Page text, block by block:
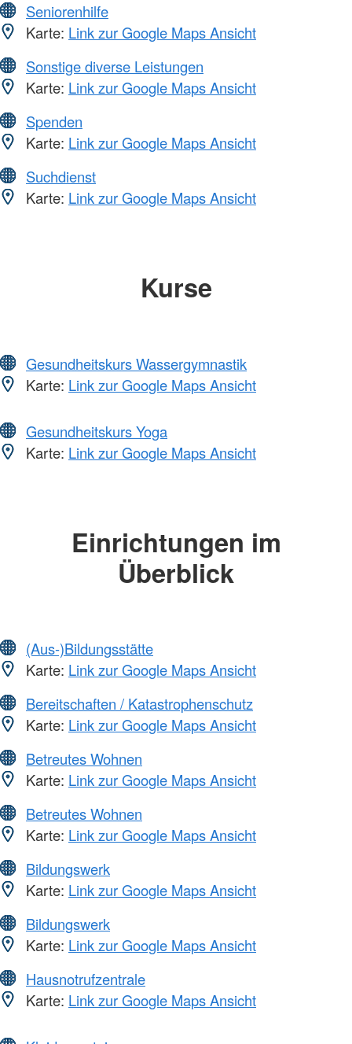
Seniorenhilfe
Karte: Link zur Google Maps Ansicht
Sonstige diverse Leistungen
Karte: Link zur Google Maps Ansicht
Spenden
Karte: Link zur Google Maps Ansicht
Suchdienst
Karte: Link zur Google Maps Ansicht
Kurse
Gesundheitskurs Wassergymnastik
Karte: Link zur Google Maps Ansicht
Gesundheitskurs Yoga
Karte: Link zur Google Maps Ansicht
Einrichtungen im
Überblick
(Aus-)Bildungsstätte
Karte: Link zur Google Maps Ansicht
Bereitschaften / Katastrophenschutz
Karte: Link zur Google Maps Ansicht
Betreutes Wohnen
Karte: Link zur Google Maps Ansicht
Betreutes Wohnen
Karte: Link zur Google Maps Ansicht
Bildungswerk
Karte: Link zur Google Maps Ansicht
Bildungswerk
Karte: Link zur Google Maps Ansicht
Hausnotrufzentrale
Karte: Link zur Google Maps Ansicht